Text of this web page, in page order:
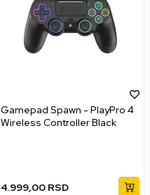
Gamepad Spawn - PlayPro 4
Wireless Controller Black
4.999,00 RSD